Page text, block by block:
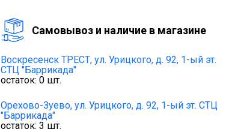
Cамовывоз и наличие в магазине
Воскресенск ТРЕСТ, ул. Урицкого, д. 92, 1-ый эт.
СТЦ "Баррикада"
остаток: 0 шт.
Орехово-Зуево, ул. Урицкого, д. 92, 1-ый эт. СТЦ
"Баррикада"
остаток: 3 шт.